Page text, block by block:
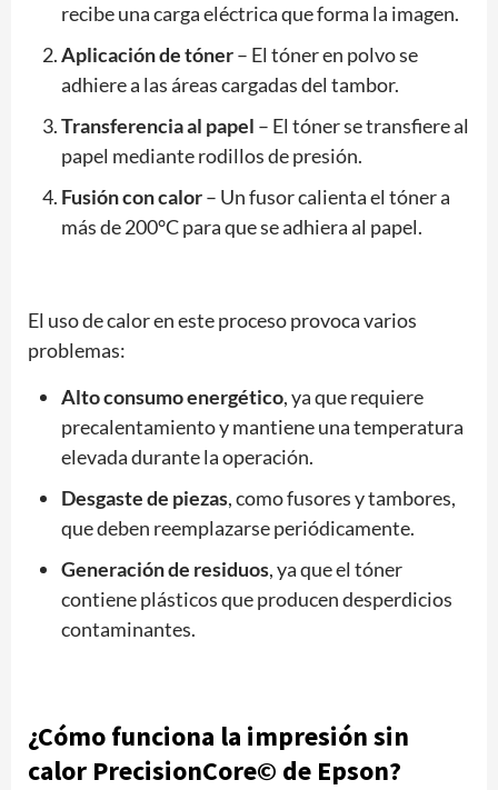
recibe una carga eléctrica que forma la imagen.
Aplicación de tóner– El tóner en polvo se
adhiere a las áreas cargadas del tambor.
Transferencia al papel – El tóner se transfiere al
papel mediante rodillos de presión.
Fusión con calor– Un fusor calienta el tóner a
más de 200°C para que se adhiera al papel.
El uso de calor en este proceso provoca varios
problemas:
Alto consumo energético, ya que requiere
precalentamiento y mantiene una temperatura
elevada durante la operación.
Desgaste de piezas, como fusores y tambores,
que deben reemplazarse periódicamente.
Generación de residuos, ya que el tóner
contiene plásticos que producen desperdicios
contaminantes.
¿Cómo funciona la impresión sin
calor PrecisionCore© de Epson?